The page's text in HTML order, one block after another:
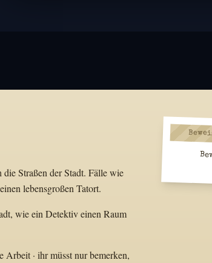
Straßen der Stadt. Fälle wie
lebensgroßen Tatort.
wie ein Detektiv einen Raum
· ihr müsst nur bemerken,